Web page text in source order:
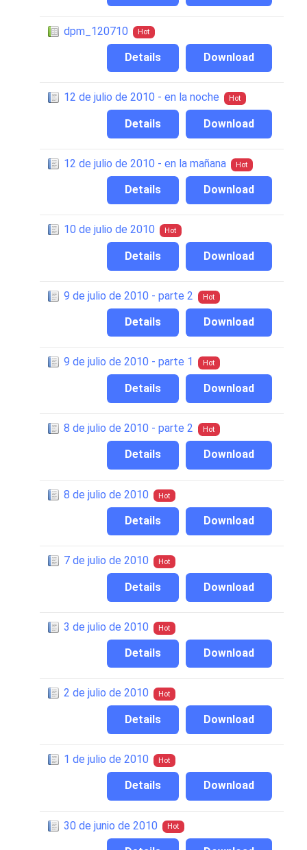
dpm_120710 Hot
Download
Details
12 de julio de 2010 - en la noche Hot
Download
Details
12 de julio de 2010 - en la mañana Hot
Download
Details
10 de julio de 2010 Hot
Download
Details
9 de julio de 2010 - parte 2 Hot
Download
Details
9 de julio de 2010 - parte 1 Hot
Download
Details
8 de julio de 2010 - parte 2 Hot
Download
Details
8 de julio de 2010 Hot
Download
Details
7 de julio de 2010 Hot
Download
Details
3 de julio de 2010 Hot
Download
Details
2 de julio de 2010 Hot
Download
Details
1 de julio de 2010 Hot
Download
Details
30 de junio de 2010 Hot